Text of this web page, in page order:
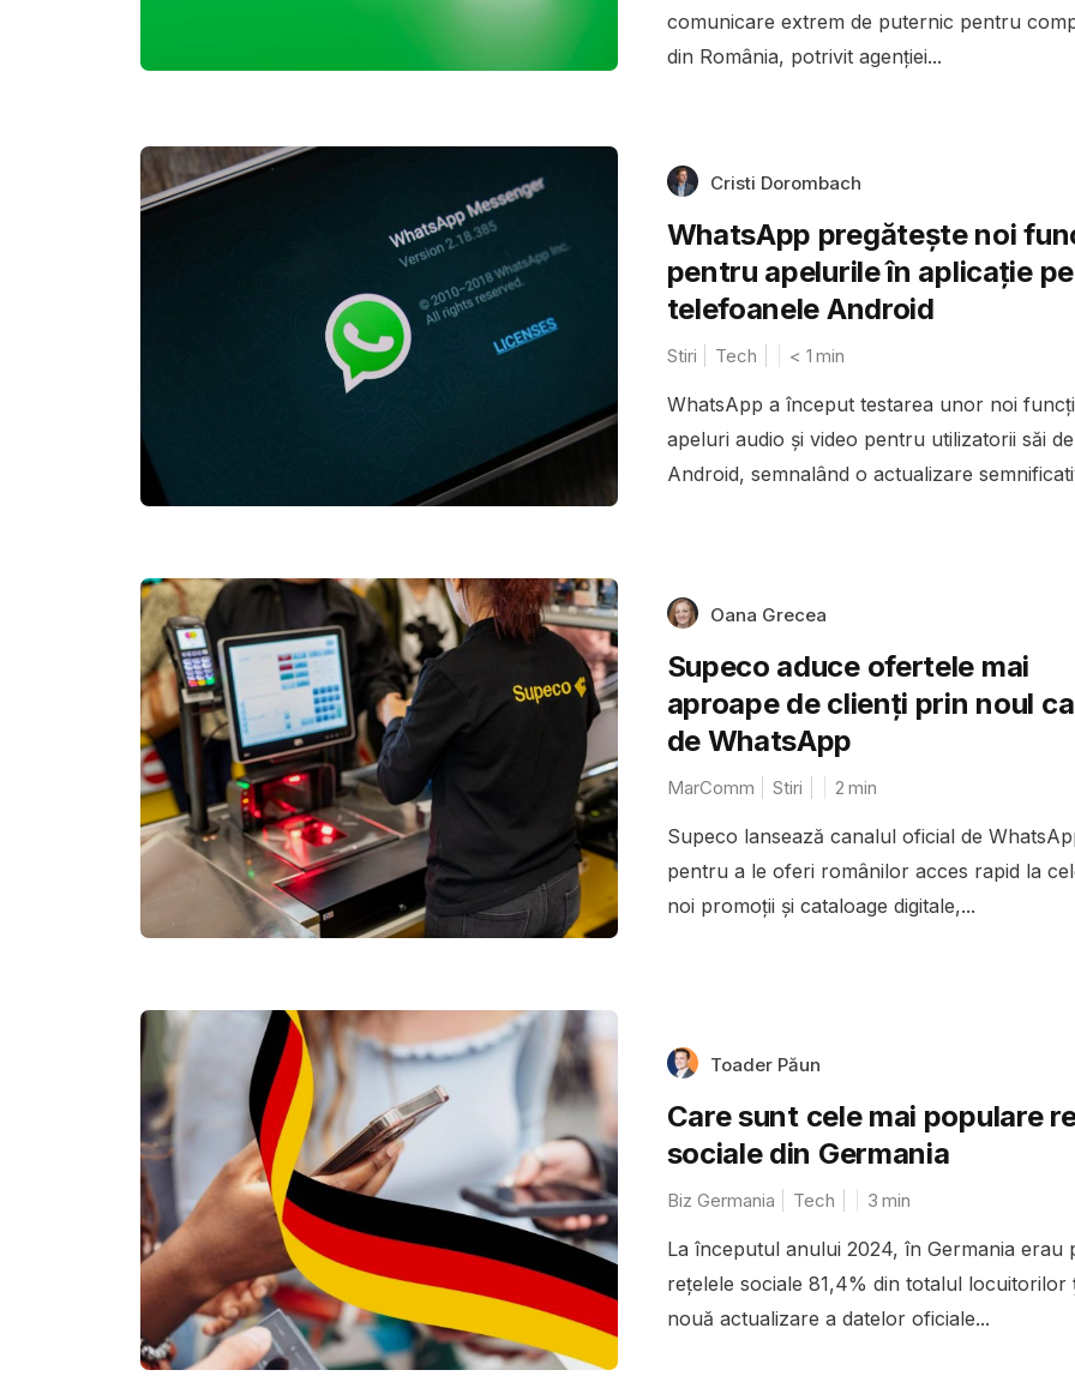
comunicare extrem de puternic pentru
din România, potrivit agenției...
Cristi Dorombach
WhatsApp pregătește noi
pentru apelurile în aplicație pe
telefoanele Android
Stiri Tech < 1 min
WhatsApp a început testarea unor noi
apeluri audio și video pentru utilizatorii săi de
Android, semnalând o actualizare
Oana Grecea
Supeco aduce ofertele mai
aproape de clienți prin noul
de WhatsApp
MarComm Stiri 2 min
Supeco lansează canalul oficial de
pentru a le oferi românilor acces rapid la
noi promoții și cataloage digitale,...
Toader Păun
Care sunt cele mai populare
sociale din Germania
Biz Germania Tech 3 min
La începutul anului 2024, în Germania erau
rețelele sociale 81,4% din totalul locuitorilor
nouă actualizare a datelor oficiale...